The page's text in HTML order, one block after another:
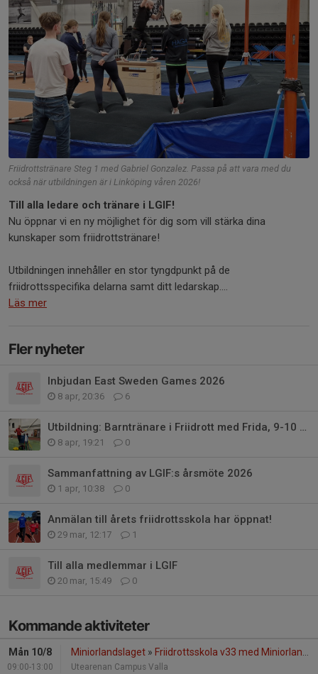
Friidrottstränare Steg 1 med Gabriel Gonzalez. Passa på att vara med du
också när utbildningen är i Linköping våren 2026!
Till alla ledare och tränare i LGIF!
Nu öppnar vi en ny möjlighet för dig som vill stärka dina
kunskaper som friidrottstränare!
Utbildningen innehåller en stor tyngdpunkt på de
friidrottsspecifika delarna samt ditt ledarskap....
Läs mer
Fler nyheter
Inbjudan East Sweden Games 2026
8 apr, 20:36 6
Utbildning: Barntränare i Friidrott med Frida, 9-10 maj!
8 apr, 19:21 0
Sammanfattning av LGIF:s årsmöte 2026
1 apr, 10:38 0
Anmälan till årets friidrottsskola har öppnat!
29 mar, 12:17 1
Till alla medlemmar i LGIF
20 mar, 15:49 0
Kommande aktiviteter
Mån 10/8
09:00-13:00
Miniorlandslaget » Friidrottsskola v33 med Miniorlandslaget
Utearenan Campus Valla